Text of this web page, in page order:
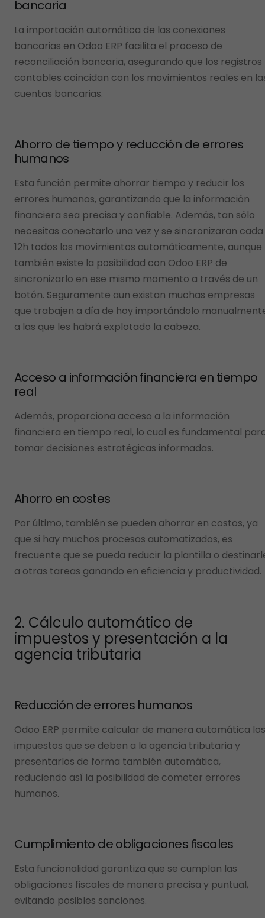
bancaria
La importación automática de las conexiones
bancarias en Odoo ERP facilita el proceso de
reconciliación bancaria, asegurando que los registros
contables coincidan con los movimientos reales en
cuentas bancarias.
Ahorro de tiempo y reducción de errores
humanos
Esta función permite ahorrar tiempo y reducir los
errores humanos, garantizando que la información
financiera sea precisa y confiable. Además, tan sólo
necesitas conectarlo una vez y se sincronizaran cada
12h todos los movimientos automáticamente, aunque
también existe la posibilidad con Odoo ERP de
sincronizarlo en ese mismo momento a través de un
botón. Seguramente aun existan muchas empresas
que trabajen a día de hoy importándolo
a las que les habrá explotado la cabeza.
Acceso a información financiera en tiempo
real
Además, proporciona acceso a la información
financiera en tiempo real, lo cual es fundamental
tomar decisiones estratégicas informadas.
Ahorro en costes
Por último, también se pueden ahorrar en costos, ya
que si hay muchos procesos automatizados, es
frecuente que se pueda reducir la plantilla o
a otras tareas ganando en eficiencia y productividad.
2. Cálculo automático de
impuestos y presentación a la
agencia tributaria
Reducción de errores humanos
Odoo ERP permite calcular de manera automática los
impuestos que se deben a la agencia tributaria y
presentarlos de forma también automática,
reduciendo así la posibilidad de cometer errores
humanos.
Cumplimiento de obligaciones fiscales
Esta funcionalidad garantiza que se cumplan las
obligaciones fiscales de manera precisa y puntual,
evitando posibles sanciones.